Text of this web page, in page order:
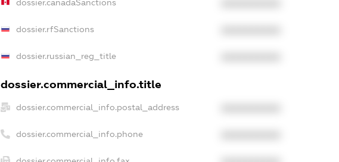
dossier.canadaSanctions
dossier.rfSanctions
dossier.russian_reg_title
dossier.commercial_info.title
dossier.commercial_info.postal_address
dossier.commercial_info.phone